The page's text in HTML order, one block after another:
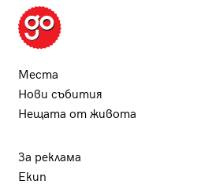
Места
Нови събития
Нещата от живота
За реклама
Екип